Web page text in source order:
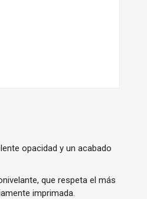
opacidad y un acabado
que respeta el más
imprimada.